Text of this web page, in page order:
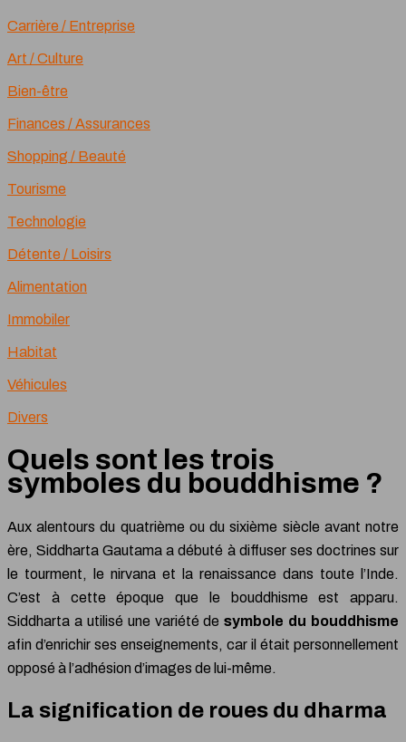
Carrière / Entreprise
Art / Culture
Bien-être
Finances / Assurances
Shopping / Beauté
Tourisme
Technologie
Détente / Loisirs
Alimentation
Immobiler
Habitat
Véhicules
Divers
Quels sont les trois
symboles du bouddhisme ?
Aux alentours du quatrième ou du sixième siècle avant notre
ère, Siddharta Gautama a débuté à diffuser ses doctrines sur
le tourment, le nirvana et la renaissance dans toute l’Inde.
C’est à cette époque que le bouddhisme est apparu.
Siddharta a utilisé une variété desymbole du bouddhisme
afin d’enrichir ses enseignements, car il était personnellement
opposé à l’adhésion d’images de lui-même.
La signification de roues du dharma